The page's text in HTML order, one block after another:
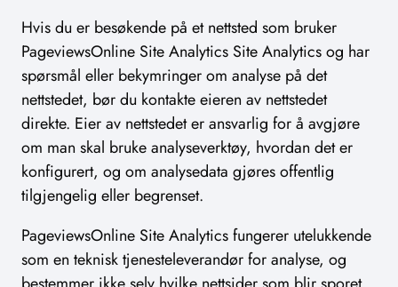
Hvis du er besøkende på et nettsted som bruker
PageviewsOnline Site Analytics Site Analytics og har
spørsmål eller bekymringer om analyse på det
nettstedet, bør du kontakte eieren av nettstedet
direkte. Eier av nettstedet er ansvarlig for å avgjøre
om man skal bruke analyseverktøy, hvordan det er
konfigurert, og om analysedata gjøres offentlig
tilgjengelig eller begrenset.
PageviewsOnline Site Analytics fungerer utelukkende
som en teknisk tjenesteleverandør for analyse, og